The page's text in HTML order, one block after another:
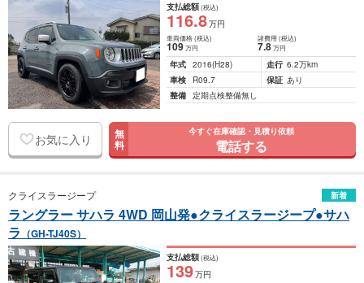
支払総額(税込)
116.8万円
車両価格(税込)
109万円
諸費用 (税込)
7.8 万円
年式 2016(H28) 走行 6.2万km
車検
R09.7 保証 あり
整備 定期点検整備無し
お気に入り 無
料
今すぐ在庫確認・見積り依頼
電話する
クライスラージープ 新着
ラングラー サハラ 4WD 岡山発●クライスラージープ●サハ
ラ （GH-TJ40S）
支払総額(税込)
139万円